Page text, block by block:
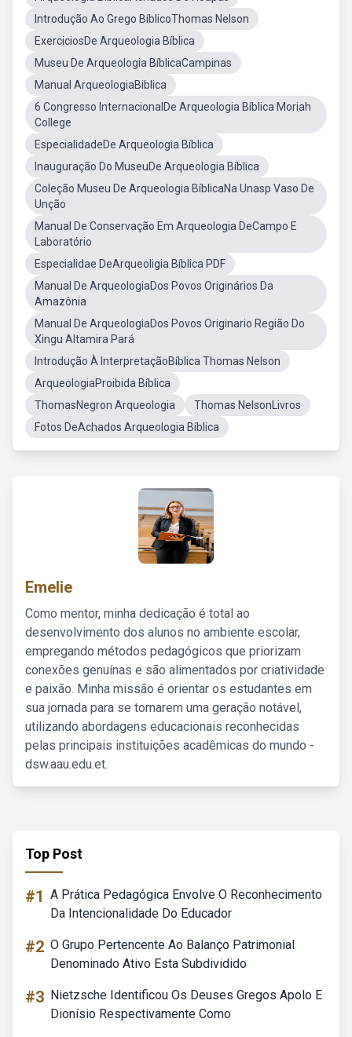
Introdução Ao Grego BíblicoThomas Nelson
ExerciciosDe Arqueologia Bíblica
Museu De Arqueologia BíblicaCampinas
Manual ArqueologiaBiblica
6 Congresso InternacionalDe Arqueologia Bíblica Moriah
College
EspecialidadeDe Arqueologia Bíblica
Inauguração Do MuseuDe Arqueologia Bíblica
Coleção Museu De Arqueologia BíblicaNa Unasp Vaso De
Unção
Manual De Conservação Em Arqueologia DeCampo E
Laboratório
Especialidae DeArqueoligia Bíblica PDF
Manual De ArqueologiaDos Povos Originários Da
Amazônia
Manual De ArqueologiaDos Povos Originario Região Do
Xingu Altamira Pará
Introdução À InterpretaçãoBíblica Thomas Nelson
ArqueologiaProibida Bíblica
ThomasNegron Arqueologia
Thomas NelsonLivros
Fotos DeAchados Arqueologia Bíblica
Emelie
Como mentor, minha dedicação é total ao
desenvolvimento dos alunos no ambiente escolar,
empregando métodos pedagógicos que priorizam
conexões genuínas e são alimentados por criatividade
e paixão. Minha missão é orientar os estudantes em
sua jornada para se tornarem uma geração notável,
utilizando abordagens educacionais reconhecidas
pelas principais instituições acadêmicas do mundo -
dsw.aau.edu.et.
Top Post
#1 A Prática Pedagógica Envolve O Reconhecimento
Da Intencionalidade Do Educador
#2 O Grupo Pertencente Ao Balanço Patrimonial
Denominado Ativo Esta Subdividido
#3 Nietzsche Identificou Os Deuses Gregos Apolo E
Dionísio Respectivamente Como